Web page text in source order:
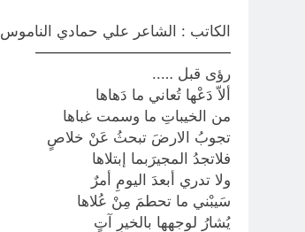
الكاتب : الشاعر علي حمادي الناموس
—————————————
رؤى قبل …..
ألاّ دَعْها تُعاني ما دَهاها
من الخيباتِ ما وسمت غباها
تجوبُ الارضَ تبحثُ عَنْ خلاصٍ
فلاتجدُ المجيرَبما إبتلاها
ولا تدري أبعدَ اليومِ أمرٌ
سَيبْني ما تحطمَ مِنْ عُلاها
يُشارُ لوجهها بالخيرِ آتٍ